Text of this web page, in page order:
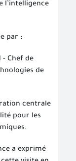
l’intelligence
par :
- Chef de
de
centrale
pour les
a exprimé